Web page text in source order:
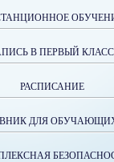
В ПЕРВЫЙ КЛАСС
РАСПИСАНИЕ
ДЛЯ